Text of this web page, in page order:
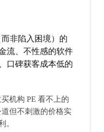
非陷入困境）的
流、不性感的软件
口碑获客成本低的
机构 PE 看不上的
但不刺激的价格实
。